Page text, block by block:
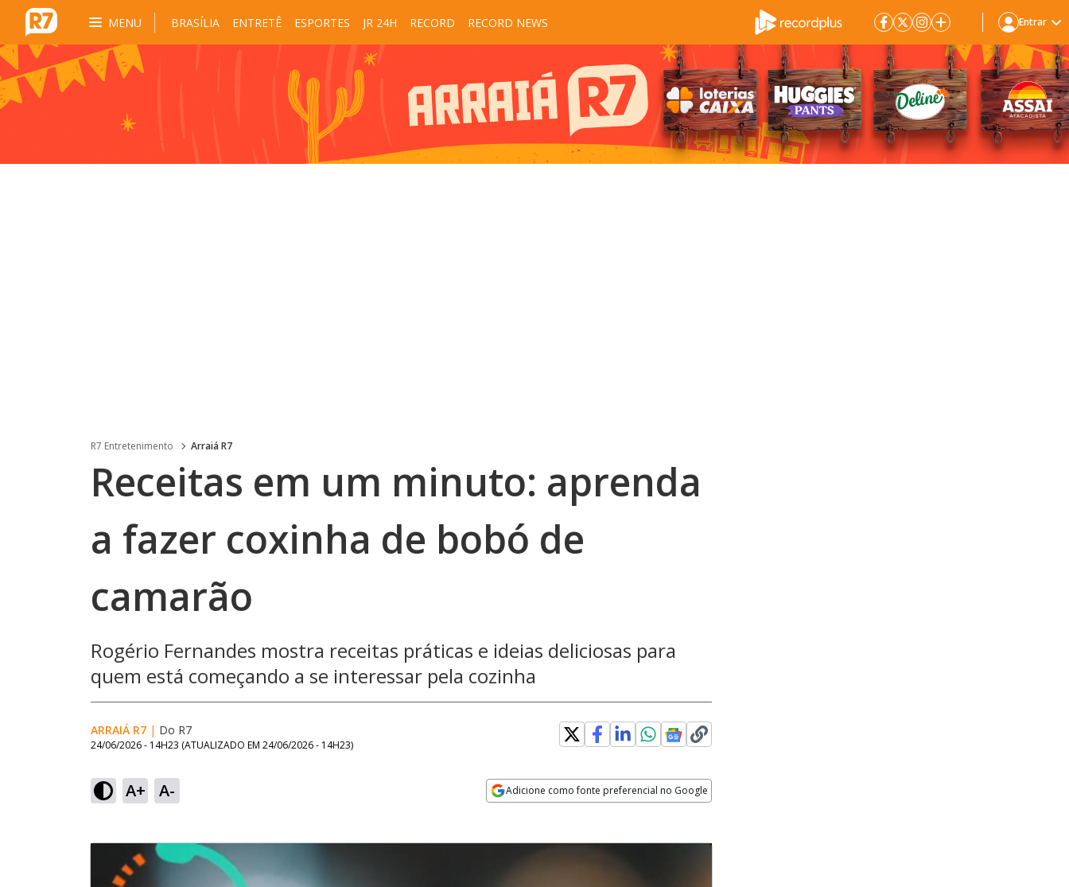
MENU BRASÍLIA ENTRETÊ ESPORTES JR 24H RECORD RECORD NEWS Entrar
R7 Entretenimento Arraiá R7
Receitas em um minuto: aprenda
a fazer coxinha de bobó de
camarão
Rogério Fernandes mostra receitas práticas e ideias deliciosas para
quem está começando a se interessar pela cozinha
ARRAIÁ R7 | Do R7
24/06/2026 - 14H23 (ATUALIZADO EM 24/06/2026 - 14H23)
A+ A- Adicione como fonte preferencial no Google